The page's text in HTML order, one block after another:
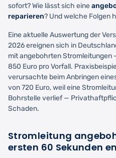
sofort? Wie lässt sich eine
reparieren? Und welche Folgen
Eine aktuelle Auswertung der
2026 ereignen sich in
mit angebohrten
850 Euro pro Vorfall.
verursachte beim Anbringen
von 720 Euro, weil eine
Bohrstelle verlief —
Schaden.
Stromleitung
ersten 60 Sekunden